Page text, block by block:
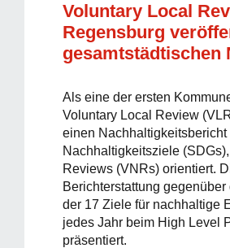
Voluntary Local
Regensburg
gesamtstädtischen
Als eine der ersten
Voluntary Local Review
einen
Nachhaltigkeitsziele
Reviews (VNRs) orientiert.
Berichterstattung
der 17 Ziele für nachhaltige
jedes Jahr beim High Level
präsentiert.